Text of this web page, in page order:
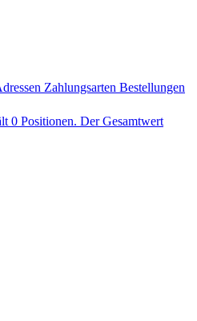
Zahlungsarten Bestellungen
0 Positionen. Der Gesamtwert